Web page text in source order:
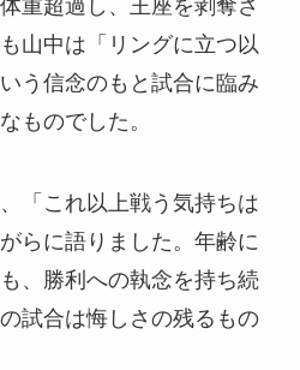
重超過し、王座を剥奪さ
山中は「リングに立つ以
う信念のもと試合に臨み
ものでした。
「これ以上戦う気持ちは
らに語りました。年齢に
、勝利への執念を持ち続
試合は悔しさの残るもの